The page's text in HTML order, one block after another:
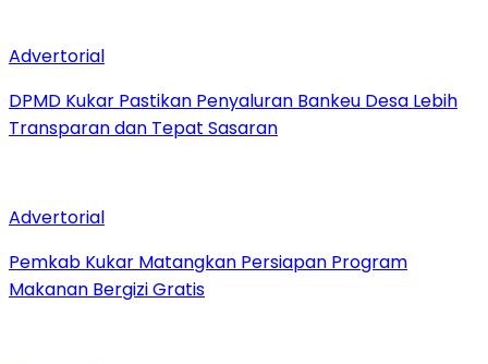
Advertorial
DPMD Kukar Pastikan Penyaluran Bankeu Desa Lebih
Transparan dan Tepat Sasaran
Advertorial
Pemkab Kukar Matangkan Persiapan Program
Makanan Bergizi Gratis